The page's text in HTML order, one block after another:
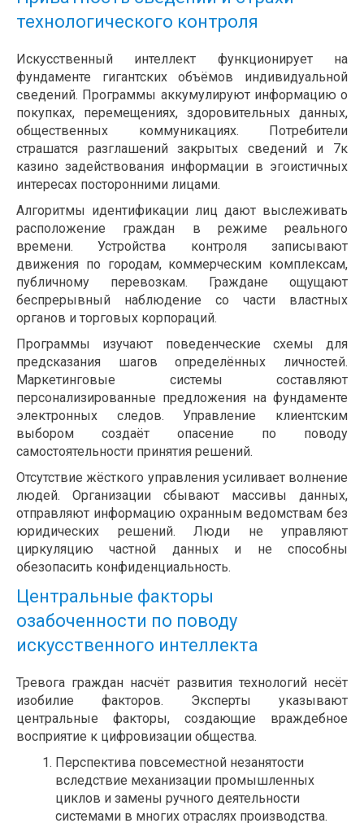
технологического контроля
Искусственный интеллект функционирует на
фундаменте гигантских объёмов индивидуальной
сведений. Программы аккумулируют информацию о
покупках, перемещениях, здоровительных данных,
общественных коммуникациях. Потребители
страшатся разглашений закрытых сведений и 7к
казино задействования информации в эгоистичных
интересах посторонними лицами.
Алгоритмы идентификации лиц дают выслеживать
расположение граждан в режиме реального
времени. Устройства контроля записывают
движения по городам, коммерческим комплексам,
публичному перевозкам. Граждане ощущают
беспрерывный наблюдение со части властных
органов и торговых корпораций.
Программы изучают поведенческие схемы для
предсказания шагов определённых личностей.
Маркетинговые системы составляют
персонализированные предложения на фундаменте
электронных следов. Управление клиентским
выбором создаёт опасение по поводу
самостоятельности принятия решений.
Отсутствие жёсткого управления усиливает волнение
людей. Организации сбывают массивы данных,
отправляют информацию охранным ведомствам без
юридических решений. Люди не управляют
циркуляцию частной данных и не способны
обезопасить конфиденциальность.
Центральные факторы
озабоченности по поводу
искусственного интеллекта
Тревога граждан насчёт развития технологий несёт
изобилие факторов. Эксперты указывают
центральные факторы, создающие враждебное
восприятие к цифровизации общества.
Перспектива повсеместной незанятости
вследствие механизации промышленных
циклов и замены ручного деятельности
системами в многих отраслях производства.